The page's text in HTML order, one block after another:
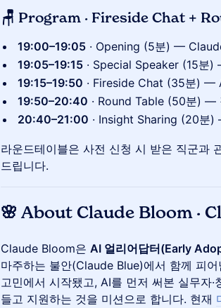
🪑 Program · Fireside Chat +
19:00–19:05 · Opening (5분) —
19:05–19:15 · Special Speaker (15분
19:15–19:50 · Fireside Chat (35분) —
19:50–20:40 · Round Table (50분) —
20:40–21:00 · Insight Sharing (20분)
라운드테이블은 사전 신청 시 받은 직군과
드립니다.
​🌸 About Claude Bloom ·
Claude Bloom은 AI 얼리어답터(Early
마주하는 불안(Claude Blue)에서 함께 피
고민에서 시작됐고, AI를 먼저 써본 실무자·
들고 지원하는 것을 미션으로 합니다. 현재